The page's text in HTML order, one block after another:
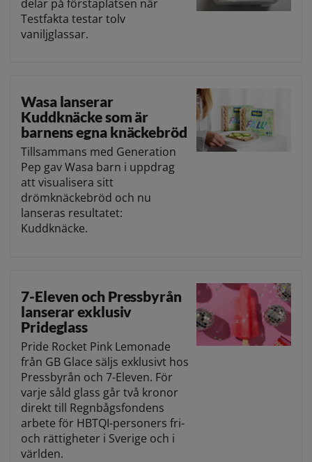
delar på förstaplatsen när
Testfakta testar tolv
vaniljglassar.
Wasa lanserar
Kuddknäcke som är
barnens egna knäckebröd
Tillsammans med Generation
Pep gav Wasa barn i uppdrag
att visualisera sitt
drömknäckebröd och nu
lanseras resultatet:
Kuddknäcke.
7-Eleven och Pressbyrån
lanserar exklusiv
Prideglass
Pride Rocket Pink Lemonade
från GB Glace säljs exklusivt hos
Pressbyrån och 7-Eleven. För
varje såld glass går två kronor
direkt till Regnbågsfondens
arbete för HBTQI-personers fri-
och rättigheter i Sverige och i
världen.